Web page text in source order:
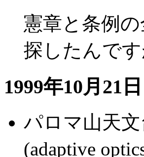
憲章と条例
探したんです
1999年10月21日
パロマ山天
(adaptive